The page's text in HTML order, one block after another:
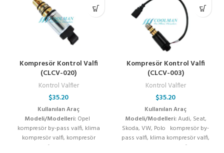
Kompresör Kontrol Valfi
(CLCV-020)
Kontrol Valfler
$35.20
Kullanılan Araç
Modeli/Modelleri:Opel
kompresör by-pass valfi, klima
kompresör valfi, kompresör
kontrol valfi, klima kompresör
Kompresör Kontrol Valfi
(CLCV-003)
Kontrol Valfler
$35.20
Kullanılan Araç
Modeli/Modelleri:Audi, Seat,
Skoda, VW, Polo kompresör by-
pass valfi, klima kompresör valfi,
kompresör kontrol valfi, klima